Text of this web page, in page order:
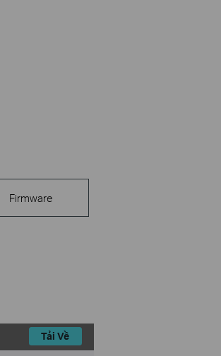
Firmware
Tải Về